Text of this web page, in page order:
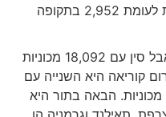
מיצובישי עם 2,279 מסירות לעומת 2,952 בתקופה
יבוא המכוניות מתורכיה הסתיים אבל סין עם 18,092 מכוניות
היא השנייה עם
השלישית עם 11,398 מכוניות. הבאה בתור היא